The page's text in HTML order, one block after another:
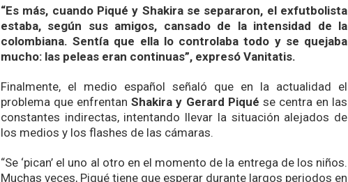
“Es más, cuando Piqué y Shakira se separaron, el exfutbolista
estaba, según sus amigos, cansado de la intensidad de la
colombiana. Sentía que ella lo controlaba todo y se quejaba
mucho: las peleas eran continuas”, expresó Vanitatis.
Finalmente, el medio español señaló que en la actualidad el
problema que enfrentanShakira y Gerard Piqué se centra en las
constantes indirectas, intentando llevar la situación alejados de
los medios y los flashes de las cámaras.
“Se ‘pican’ el uno al otro en el momento de la entrega de los niños.
Muchas veces, Piqué tiene que esperar durante largos periodos en